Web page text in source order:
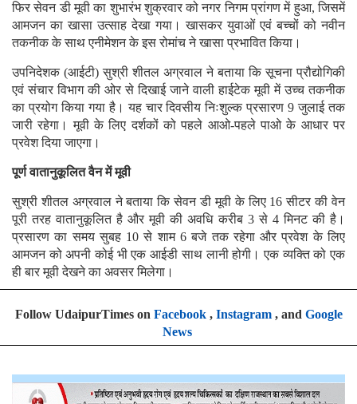
फिर सेवन डी मूवी का शुभारंभ शुक्रवार को नगर निगम प्रांगण में हुआ, जिसमें
आमजन का खासा उत्साह देखा गया। खासकर युवाओं एवं बच्चों को नवीन
तकनीक के साथ एनीमेशन के इस रोमांच ने खासा प्रभावित किया।
उपनिदेशक (आईटी) सुश्री शीतल अग्रवाल ने बताया कि सूचना प्रौद्योगिकी
एवं संचार विभाग की ओर से दिखाई जाने वाली हाईटेक मूवी में उच्च तकनीक
का प्रयोग किया गया है। यह चार दिवसीय निःशुल्क प्रसारण 9 जुलाई तक
जारी रहेगा। मूवी के लिए दर्शकों को पहले आओ-पहले पाओ के आधार पर
प्रवेश दिया जाएगा।
पूर्ण वातानुकूलित वैन में मूवी
सुश्री शीतल अग्रवाल ने बताया कि सेवन डी मूवी के लिए 16 सीटर की वेन
पूरी तरह वातानुकूलित है और मूवी की अवधि करीब 3 से 4 मिनट की है।
प्रसारण का समय सुबह 10 से शाम 6 बजे तक रहेगा और प्रवेश के लिए
आमजन को अपनी कोई भी एक आईडी साथ लानी होगी। एक व्यक्ति को एक
ही बार मूवी देखने का अवसर मिलेगा।
Follow UdaipurTimes on Facebook, Instagram, and Google
News